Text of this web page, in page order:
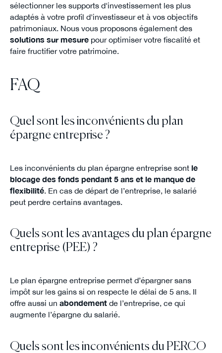
sélectionner les supports d'investissement les plus
adaptés à votre profil d'investisseur et à vos objectifs
patrimoniaux. Nous vous proposons également des
solutions sur mesurepour optimiser votre fiscalité et
faire fructifier votre patrimoine.
FAQ
Quel sont les inconvénients du plan
épargne entreprise ?
Les inconvénients du plan épargne entreprise sont le
blocage des fonds pendant 5 ans et le manque de
flexibilité. En cas de départ de l’entreprise, le salarié
peut perdre certains avantages.
Quels sont les avantages du plan épargne
entreprise (PEE) ?
Le plan épargne entreprise permet d’épargner sans
impôt sur les gains si on respecte le délai de 5 ans. Il
offre aussi un abondementde l’entreprise, ce qui
augmente l’épargne du salarié.
Quels sont les inconvénients du PERCO